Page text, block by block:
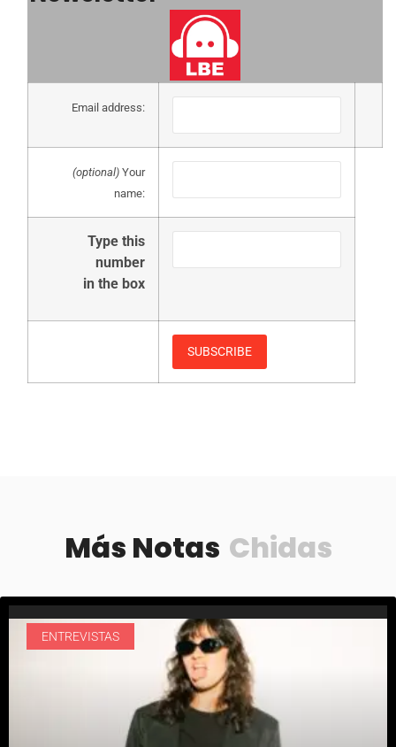
Email address:
(optional) Your
name:
Type this
number
in the box
Más Notas Chidas
ENTREVISTAS